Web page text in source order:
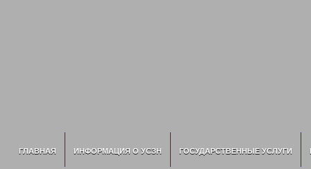
ГЛАВНАЯ ИНФОРМАЦИЯ О УСЗН ГОСУДАРСТВЕННЫЕ УСЛУГИ